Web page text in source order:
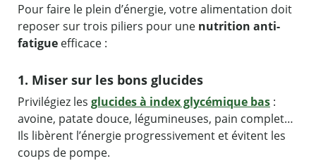
Pour faire le plein d’énergie, votre alimentation doit
reposer sur trois piliers pour une nutrition anti-
fatigue efficace :
1. Miser sur les bons glucides
Privilégiez les glucides à index glycémique bas :
avoine, patate douce, légumineuses, pain complet…
Ils libèrent l’énergie progressivement et évitent les
coups de pompe.